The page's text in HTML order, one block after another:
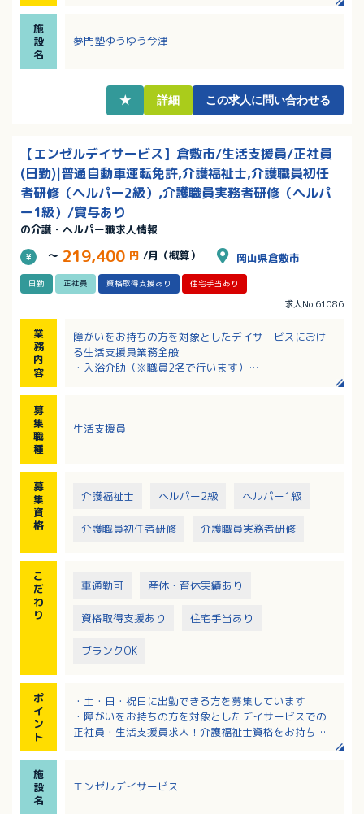
りがいの大きな仕事です。
・イベントやサークル活動、各種研修制度など、その
得支援制度など充実の福利厚生！
施
設
名
夢門塾ゆうゆう今津
★ 詳細 この求人に問い合わせる
【エンゼルデイサービス】倉敷市/生活支援員/正社員
(日勤)|普通自動車運転免許,介護福祉士,介護職員初任
者研修（ヘルパー2級）,介護職員実務者研修（ヘルパ
ー1級）/賞与あり
の介護・ヘルパー職求人情報
～ 219,400 円 /月（概算） 岡山県倉敷市
日勤 正社員 資格取得支援あり 住宅手当あり
求人No.61086
業
務
内
容
障がいをお持ちの方を対象としたデイサービスにおけ
る生活支援員業務全般
・入浴介助（※職員2名で行います）
募
集
職
種
生活支援員
募
集
資
格
介護福祉士 ヘルパー2級 ヘルパー1級
介護職員初任者研修 介護職員実務者研修
こ
だ
わ
り
車通勤可 産休・育休実績あり
資格取得支援あり 住宅手当あり
ブランクOK
ポ
イ
ン
ト
・土・日・祝日に出勤できる方を募集しています
・障がいをお持ちの方を対象としたデイサービスでの
正社員・生活支援員求人！介護福祉士資格をお持ちの
期的に安心して働けます！
・丁寧な研修制度あり！ブラッシュアップ研修、資格
施
設
名
エンゼルデイサービス